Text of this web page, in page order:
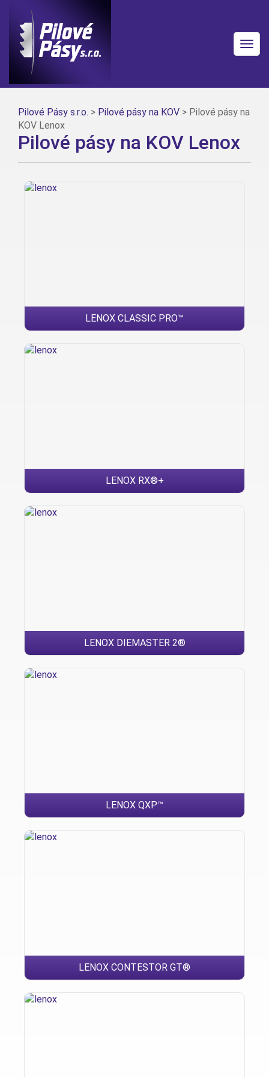
Pilové Pásy s.r.o. > Pilové pásy na KOV > Pilové pásy na
KOV Lenox
Pilové pásy na KOV Lenox
LENOX CLASSIC PRO™
LENOX RX®+
LENOX DIEMASTER 2®
LENOX QXP™
LENOX CONTESTOR GT®